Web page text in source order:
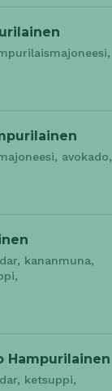
avokado,
kananmuna,
Hampurilainen
ketsuppi,